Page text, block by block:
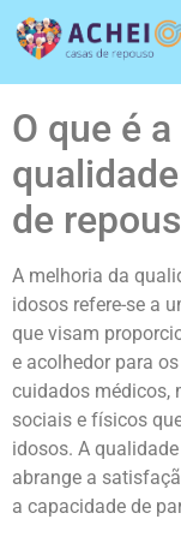
O que é
de
A melhoria da
idosos refere-se a
que visam
e acolhedor para
cuidados médicos,
sociais e físicos
idosos. A
abrange a
a capacidade de